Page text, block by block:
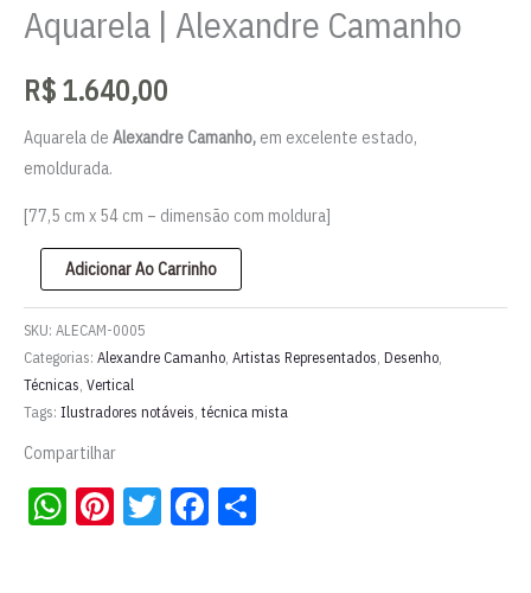
Aquarela | Alexandre Camanho
R$1.640,00
Aquarela de Alexandre Camanho, em excelente estado,
emoldurada.
[77,5 cm x 54 cm – dimensão com moldura]
Aquarela
Alexandre
Camanho
quantidade
Adicionar Ao Carrinho
SKU: ALECAM-0005
Categorias: Alexandre Camanho Artistas Representados Desenho
Técnicas Vertical
Tags: Ilustradores notáveis técnica mista
Compartilhar
WhatsApp
Pinterest
TwitterFacebook